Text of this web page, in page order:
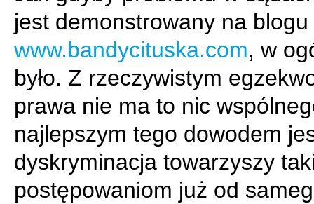
jest demonstrowany na blogu
www.bandycituska.com, w
było. Z rzeczywistym
prawa nie ma to nic
najlepszym tego dowodem
dyskryminacja towarzyszy
postępowaniom już od